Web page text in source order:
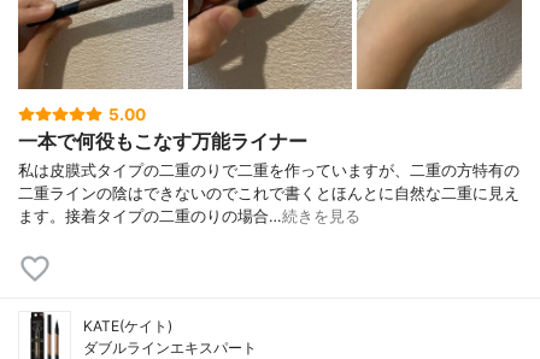
5.00
一本で何役もこなす万能ライナー
私は皮膜式タイプの二重のりで二重を作っていますが、二重の方特有の
二重ラインの陰はできないのでこれで書くとほんとに自然な二重に見え
ます。接着タイプの二重のりの場合…続きを見る
KATE(ケイト)
ダブルラインエキスパート